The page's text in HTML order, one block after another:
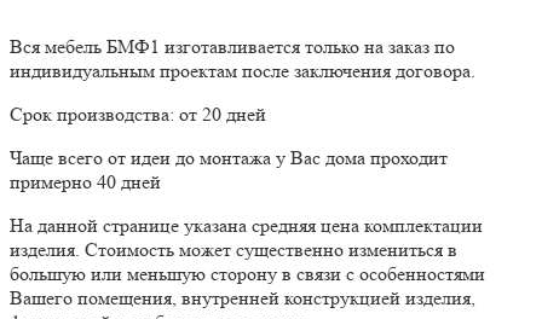
Вся мебель БМФ1 изготавливается только на заказ по
индивидуальным проектам после заключения договора.
Срок производства: от 20 дней
Чаще всего от идеи до монтажа у Вас дома проходит
примерно 40 дней
На данной странице указана средняя цена комплектации
изделия. Стоимость может существенно измениться в
большую или меньшую сторону в связи с особенностями
Вашего помещения, внутренней конструкцией изделия,